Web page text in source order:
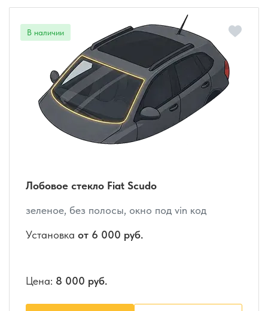
Лобовое стекло Fiat Scudo
зеленое, без полосы, окно под vin код
Установка от 6 000 руб.
Цена: 8 000 руб.